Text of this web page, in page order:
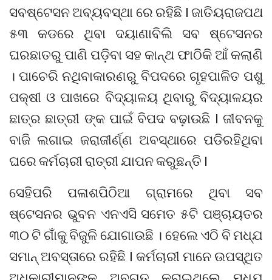
ସବଷ୍ଟେସନ ଅବ୍ୟବସ୍ଥା ରେ ରହିଛି I ଜାତିୟରାଜପଥ
୫୩ କଡରେ ଥିବା ଦୟାଣାବିଲି ସବ ଷ୍ଟେସନର
ଘରଛାତରୁ ପାଣି ପଡ଼ିବା ସହ କାନ୍ଥ ଫାଠିକି ଆଁ କଲାଣି
। ପାଚେରି ନଥିବାକାରଣରୁ ବିପଦରେ ଗୃହପାଳିତ ପଶୁ
ପକ୍ଷୀ ଓ ପାଖରେ ବିଦ୍ୟାଳୟ ଥିବାରୁ ବିଦ୍ୟାଳୟର
ଛାତ୍ର ଛାତ୍ରୀ ଙ୍କ ପାଇଁ ବିପଦ ବଢ଼ାଉଛି I ଜୀବନକୁ
ବାଜି ଲଗାଇ ଜରାଜୀର୍ଣ୍ଣ ଅବସ୍ଥାରେ ପଡିରହିଥିବା
ଘରେ କର୍ମଚାରୀ ରାତ୍ରୀ ଯାପନ କରୁଛନ୍ତି I
ସେହିପରି ପଳାଶପିଠିଆ ଗ୍ରାମରେ ଥିବା ସବ
ଷ୍ଟେସନର ଭୁବନ ଏନଏସି ସମେତ ୫ଟି ପଞ୍ଚାୟତର
୩୦ ଟି ଗାଁକୁ ବିଜୁଳି ଯୋଗାଉଛି । ହେଲେ ଏଠି ବି ମଧ୍ଯ
ସମାନ୍ ଅବସ୍ତାରେ ରହିଛି I କର୍ମଚାରୀ ମାନେ ଉପସ୍ଥିତ